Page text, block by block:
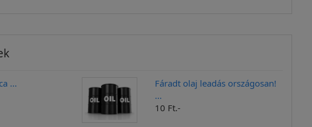
...
Fáradt olaj leadás országosan!
...
10 Ft.-